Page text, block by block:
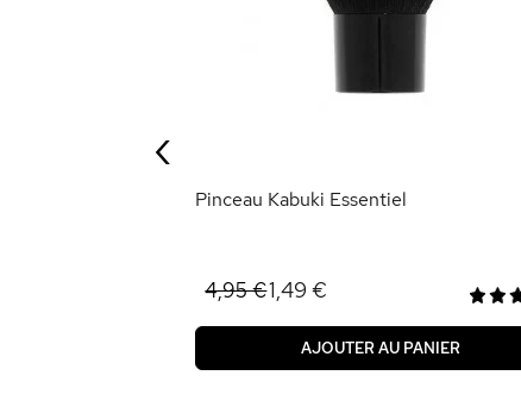
Pinceau Kabuki Essentiel
4,95 €1,49 €
AJOUTER AU PANIER
‹